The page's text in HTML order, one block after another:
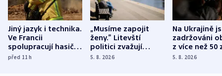
Jiný jazyk i technika.
Ve Francii
spolupracují hasiči z
různých zemí
před 11h
„Musíme zapojit
ženy.“ Litevští
politici zvažují
dohodu o
5. 8. 2026
Na Ukrajině
zadržováni
z více než 50
Bojovali na
5. 8. 2026